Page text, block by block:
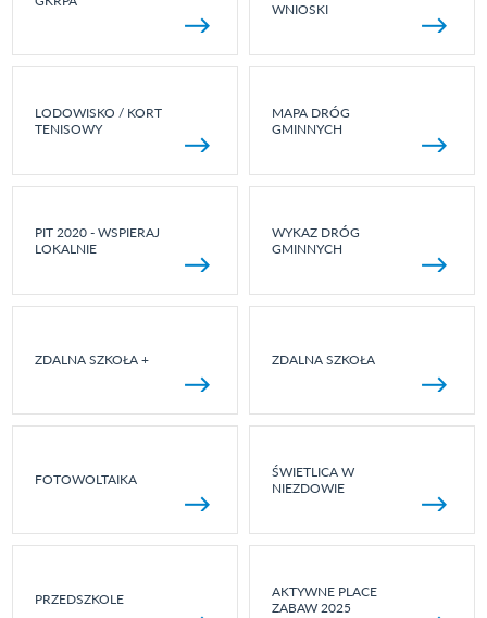
WNIOSKI
LODOWISKO / KORT
TENISOWY
MAPA DRÓG
GMINNYCH
PIT 2020 - WSPIERAJ
LOKALNIE
WYKAZ DRÓG
GMINNYCH
ZDALNA SZKOŁA + ZDALNA SZKOŁA
FOTOWOLTAIKA
ŚWIETLICA W
NIEZDOWIE
PRZEDSZKOLE
AKTYWNE PLACE
ZABAW 2025